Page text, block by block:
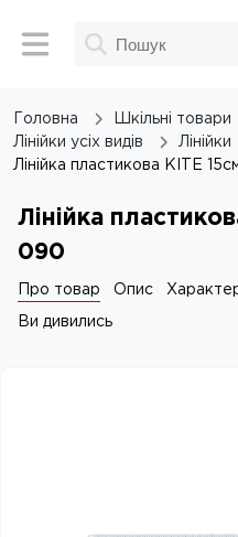
Головна Шкільні товари
Лінійки усіх видів
Лінійки
Лінійка пластикова KITE
Лінійка
090
Про товар Опис
Ви дивились